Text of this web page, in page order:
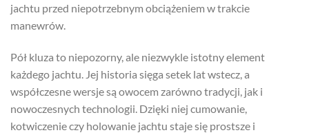
jachtu przed niepotrzebnym obciążeniem w trakcie
manewrów.
Pół kluza to niepozorny, ale niezwykle istotny element
każdego jachtu. Jej historia sięga setek lat wstecz, a
współczesne wersje są owocem zarówno tradycji, jak i
nowoczesnych technologii. Dzięki niej cumowanie,
kotwiczenie czy holowanie jachtu staje się prostsze i